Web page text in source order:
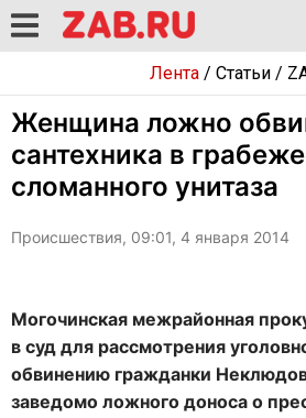
Лента/ Статьи/
Женщина ложно
сантехника в
сломанного унитаза
Происшествия, 09:01, 4 января 2014
Могочинская межрайонная
в суд для рассмотрения
обвинению гражданки
заведомо ложного доноса о